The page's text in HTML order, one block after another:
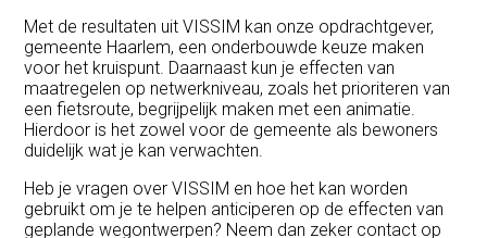
Met de resultaten uit VISSIM kan onze opdrachtgever,
gemeente Haarlem, een onderbouwde keuze maken
voor het kruispunt. Daarnaast kun je effecten van
maatregelen op netwerkniveau, zoals het prioriteren van
een fietsroute, begrijpelijk maken met een animatie.
Hierdoor is het zowel voor de gemeente als bewoners
duidelijk wat je kan verwachten.
Heb je vragen over VISSIM en hoe het kan worden
gebruikt om je te helpen anticiperen op de effecten van
geplande wegontwerpen? Neem dan zeker contact op